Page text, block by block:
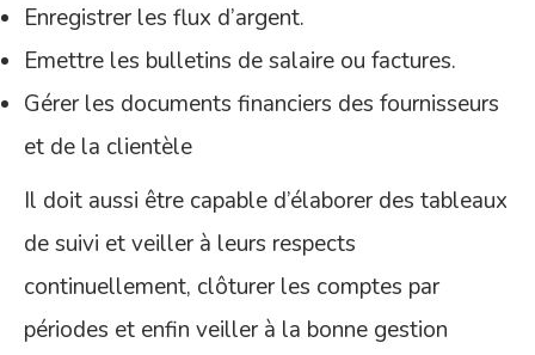
Enregistrer les flux d’argent.
Emettre les bulletins de salaire ou factures.
Gérer les documents financiers des fournisseurs
et de la clientèle
Il doit aussi être capable d’élaborer des tableaux
de suivi et veiller à leurs respects
continuellement, clôturer les comptes par
périodes et enfin veiller à la bonne gestion